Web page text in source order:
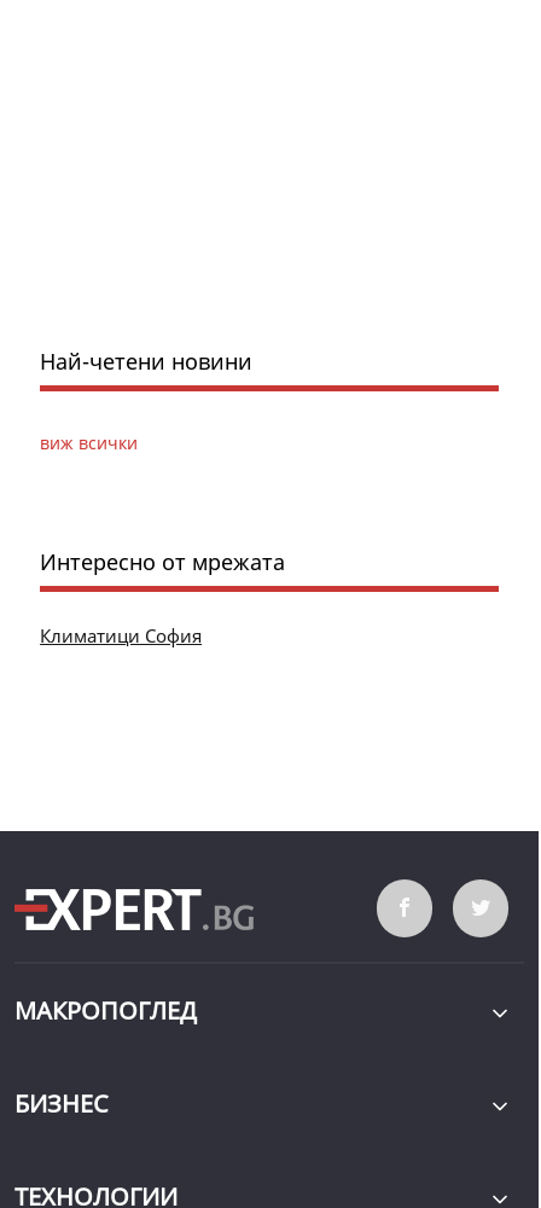
Най-четени новини
виж всички
Интересно от мрежата
Климатици София
МАКРОПОГЛЕД
БИЗНЕС
ТЕХНОЛОГИИ